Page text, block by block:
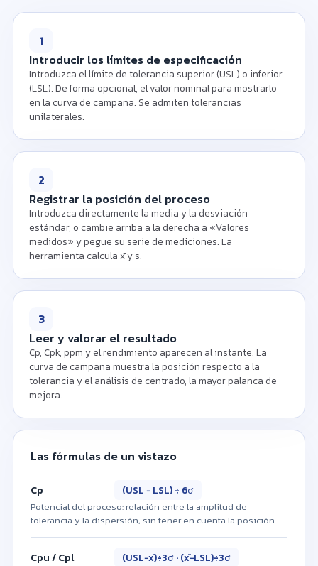
1
Introducir los límites de especificación
Introduzca el límite de tolerancia superior (USL) o inferior
(LSL). De forma opcional, el valor nominal para mostrarlo
en la curva de campana. Se admiten tolerancias
unilaterales.
2
Registrar la posición del proceso
Introduzca directamente la media y la desviación
estándar, o cambie arriba a la derecha a «Valores
medidos» y pegue su serie de mediciones. La
herramienta calcula x̄ y s.
3
Leer y valorar el resultado
Cp, Cpk, ppm y el rendimiento aparecen al instante. La
curva de campana muestra la posición respecto a la
tolerancia y el análisis de centrado, la mayor palanca de
mejora.
Las fórmulas de un vistazo
Cp (USL − LSL) ÷ 6σ
Potencial del proceso: relación entre la amplitud de
tolerancia y la dispersión, sin tener en cuenta la posición.
Cpu / Cpl (USL−x̄)÷3σ · (x̄−LSL)÷3σ